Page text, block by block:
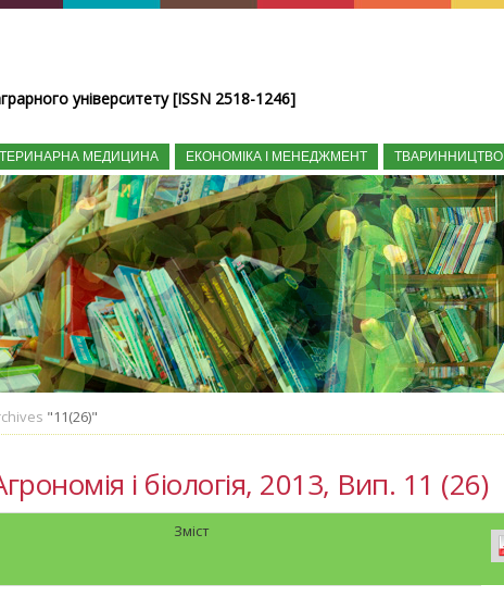
університету [ISSN 2518-1246]
МЕДИЦИНА ЕКОНОМІКА І МЕНЕДЖМЕНТ ТВАРИННИЦТВО
"11(26)"
і біологія, 2013, Вип. 11 (26)
Зміст